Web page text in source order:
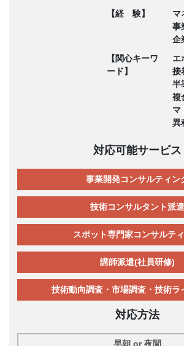
【経 験】
マ
事
企
【関心キーワ
ード】
エ
接
半
複
マ
異
対応可能サービス
事業開発コンサルティン
技術コンサルタント派遣
スポット専門家コンサルテ
講師派遣(社員研修)
技術動向調査・市場調査・技術ラ
対応方法
早朝 or 夜間